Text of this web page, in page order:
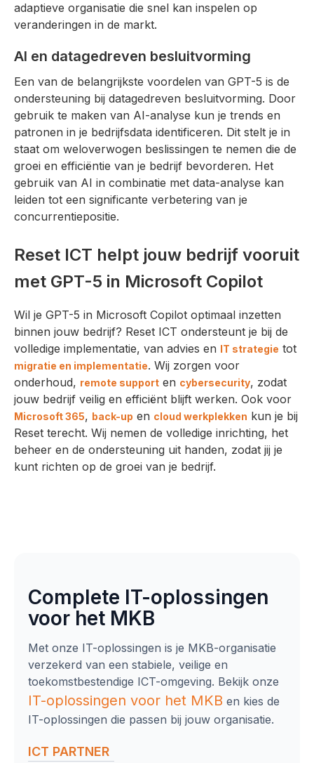
adaptieve organisatie die snel kan inspelen op
veranderingen in de markt.
AI en datagedreven besluitvorming
Een van de belangrijkste voordelen van GPT-5 is de
ondersteuning bij datagedreven besluitvorming. Door
gebruik te maken van AI-analyse kun je trends en
patronen in je bedrijfsdata identificeren. Dit stelt je in
staat om weloverwogen beslissingen te nemen die de
groei en efficiëntie van je bedrijf bevorderen. Het
gebruik van AI in combinatie met data-analyse kan
leiden tot een significante verbetering van je
concurrentiepositie.
Reset ICT helpt jouw bedrijf vooruit
met GPT-5 in Microsoft Copilot
Wil je GPT-5 in Microsoft Copilot optimaal inzetten
binnen jouw bedrijf? Reset ICT ondersteunt je bij de
volledige implementatie, van advies en
IT strategie tot
migratie en implementatie. Wij zorgen voor
onderhoud, remote support en cybersecurity, zodat
jouw bedrijf veilig en efficiënt blijft werken. Ook voor
Microsoft 365, back-up en cloud werkplekken kun je bij
Reset terecht. Wij nemen de volledige inrichting, het
beheer en de ondersteuning uit handen, zodat jij je
kunt richten op de groei van je bedrijf.
Complete IT-oplossingen
voor het MKB
Met onze IT-oplossingen is je MKB-organisatie
verzekerd van een stabiele, veilige en
toekomstbestendige ICT-omgeving. Bekijk onze
IT-oplossingen voor het MKB en kies de
IT-oplossingen die passen bij jouw organisatie.
ICT PARTNER